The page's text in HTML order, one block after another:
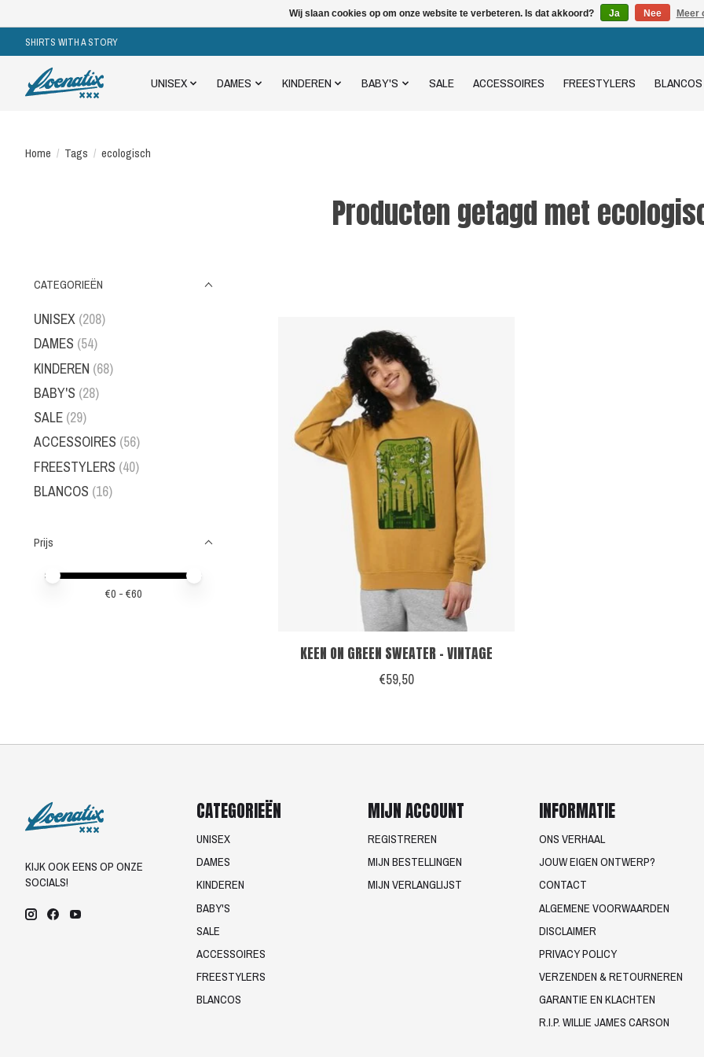
SHIRTS WITH A STORY
UNISEX DAMES KINDEREN BABY'S SALE ACCESSOIRES FREESTYLERS BLANCOS
Home / Tags / ecologisch
Producten getagd met
CATEGORIEËN
UNISEX (208)
DAMES (54)
KINDEREN (68)
BABY'S (28)
SALE (29)
ACCESSOIRES (56)
FREESTYLERS (40)
BLANCOS (16)
Prijs
Minimale prijswaarde
Price maximum value
€0 - €60
KEEN ON GREEN SWEATER - VINTAGE
€59,50
KIJK OOK EENS OP ONZE
SOCIALS!
CATEGORIEËN
UNISEX
DAMES
KINDEREN
BABY'S
SALE
ACCESSOIRES
FREESTYLERS
BLANCOS
MIJN ACCOUNT
REGISTREREN
MIJN BESTELLINGEN
MIJN VERLANGLIJST
INFORMATIE
ONS VERHAAL
JOUW EIGEN ONTWERP?
CONTACT
ALGEMENE VOORWAARDEN
DISCLAIMER
PRIVACY POLICY
VERZENDEN & RETOURNEREN
GARANTIE EN KLACHTEN
R.I.P. WILLIE JAMES CARSON
Wij slaan cookies op om onze website te verbeteren. Is dat akkoord? Ja Nee Meer